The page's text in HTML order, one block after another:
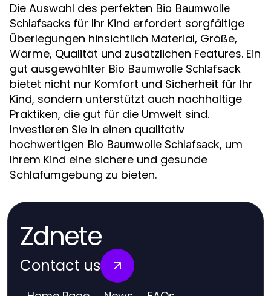
Die Auswahl des perfekten Bio Baumwolle
Schlafsacks für Ihr Kind erfordert sorgfältige
Überlegungen hinsichtlich Material, Größe,
Wärme, Qualität und zusätzlichen Features. Ein
gut ausgewählter Bio Baumwolle Schlafsack
bietet nicht nur Komfort und Sicherheit für Ihr
Kind, sondern unterstützt auch nachhaltige
Praktiken, die gut für die Umwelt sind.
Investieren Sie in einen qualitativ
hochwertigen Bio Baumwolle Schlafsack, um
Ihrem Kind eine sichere und gesunde
Schlafumgebung zu bieten.
Zdnete
Contact us